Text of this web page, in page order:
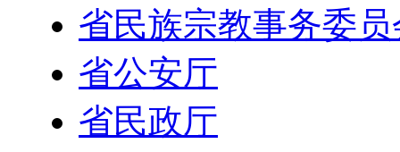
省民族宗教事务委员
省公安厅
省民政厅